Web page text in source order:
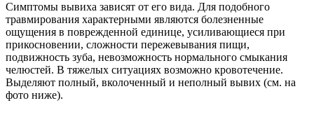
Симптомы вывиха зависят от его вида. Для подобного
травмирования характерными являются болезненные
ощущения в поврежденной единице, усиливающиеся при
прикосновении, сложности пережевывания пищи,
подвижность зуба, невозможность нормального смыкания
челюстей. В тяжелых ситуациях возможно кровотечение.
Выделяют полный, вколоченный и неполный вывих (см. на
фото ниже).